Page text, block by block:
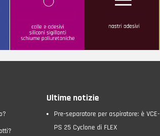
Ultime notizie
Pre-separatore per aspiratore: è VCE-
PS 25 Cyclone di FLEX